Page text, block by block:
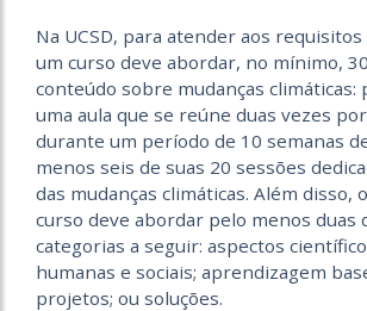
Na UCSD, para atender aos requisitos
um curso deve abordar, no mínimo,
conteúdo sobre mudanças climáticas:
uma aula que se reúne duas vezes
durante um período de 10 semanas
menos seis de suas 20 sessões
das mudanças climáticas. Além disso,
curso deve abordar pelo menos duas
categorias a seguir: aspectos
humanas e sociais; aprendizagem
projetos; ou soluções.